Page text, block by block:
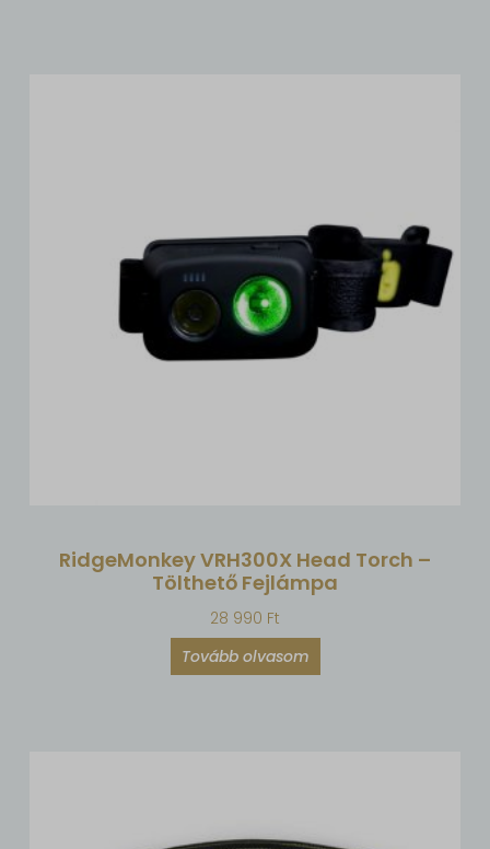
RidgeMonkey VRH300X Head Torch –
Tölthető Fejlámpa
28 990 Ft
Tovább olvasom